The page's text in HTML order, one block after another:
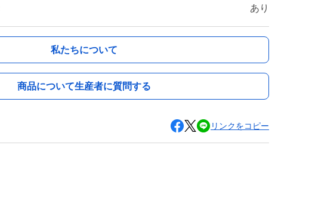
あり
私たちについて
商品について生産者に質問する
リンクをコピー